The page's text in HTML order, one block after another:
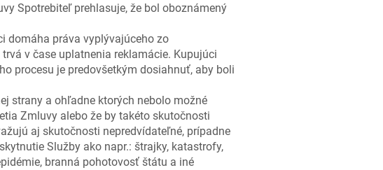
Spotrebiteľ prehlasuje, že bol oboznámený
domáha práva vyplývajúceho zo
v čase uplatnenia reklamácie. Kupujúci
procesu je predovšetkým dosiahnuť, aby boli
strany a ohľadne ktorých nebolo možné
Zmluvy alebo že by takéto skutočnosti
aj skutočnosti nepredvídateľné, prípadne
Služby ako napr.: štrajky, katastrofy,
branná pohotovosť štátu a iné